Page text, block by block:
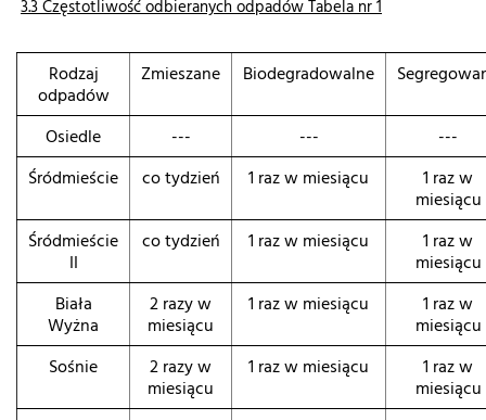
3.3 Częstotliwość odbieranych odpadów Tabela nr 1
Rodzaj
odpadów
Zmieszane Biodegradowalne
Osiedle --- ---
---
Śródmieście
co tydzień 1 raz w miesiącu 1 raz w
miesiącu
Śródmieście
II
co tydzień 1 raz w miesiącu 1 raz w
miesiącu
Biała
Wyżna
2 razy w
miesiącu
1 raz w miesiącu 1 raz w
miesiącu
Sośnie
2 razy w
miesiącu
1 raz w miesiącu 1 raz w
miesiącu